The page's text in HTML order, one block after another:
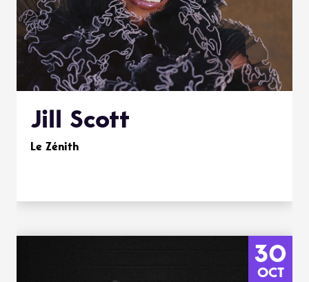
Jill Scott
Le Zénith
30
OCT